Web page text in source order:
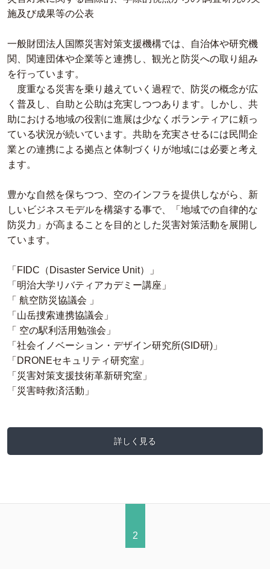
施及び成果等の公表
一般財団法人国際災害対策支援機構では、自治体や研究機
関、関連団体や企業等と連携し、観光と防災への取り組み
を行っています。
度重なる災害を乗り越えていく過程で、防災の概念が広
く普及し、自助と公助は充実しつつあります。しかし、共
助における地域の役割に進展は少なくボランティアに頼っ
ている状況が続いています。共助を充実させるには民間企
業との連携による拠点と体制づくりが地域には必要と考え
ます。
豊かな自然を保ちつつ、空のインフラを提供しながら、新
しいビジネスモデルを構築する事で、「地域での自律的な
防災力」が高まることを目的とした災害対策活動を展開し
ています。
「FIDC（Disaster Service Unit）」
「明治大学リバティアカデミー講座」
「 航空防災協議会 」
「山岳捜索連携協議会」
「 空の駅利活用勉強会」
「社会イノベーション・デザイン研究所(SID研)」
「DRONEセキュリティ研究室」
「災害対策支援技術革新研究室」
「災害時救済活動」
詳しく見る
2